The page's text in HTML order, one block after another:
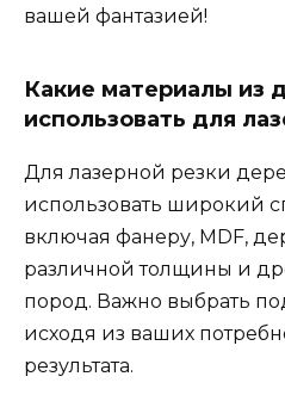
вашей фантазией!
Какие материалы из
использовать для
Для лазерной резки
использовать широкий
включая фанеру, MDF,
различной толщины и
пород. Важно выбрать
исходя из ваших
результата.